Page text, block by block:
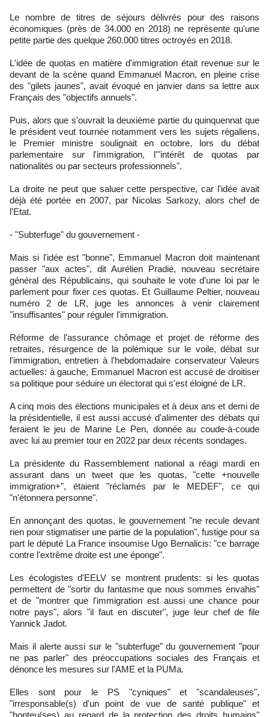
Le nombre de titres de séjours délivrés pour des raisons
économiques (près de 34.000 en 2018) ne représente qu'une
petite partie des quelque 260.000 titres octroyés en 2018.
L'idée de quotas en matière d'immigration était revenue sur le
devant de la scène quand Emmanuel Macron, en pleine crise
des "gilets jaunes", avait évoqué en janvier dans sa lettre aux
Français des "objectifs annuels".
Puis, alors que s'ouvrait la deuxième partie du quinquennat que
le président veut tournée notamment vers les sujets régaliens,
le Premier ministre soulignait en octobre, lors du débat
parlementaire sur l'immigration, l'"intérêt de quotas par
nationalités ou par secteurs professionnels".
La droite ne peut que saluer cette perspective, car l'idée avait
déjà été portée en 2007, par Nicolas Sarkozy, alors chef de
l'Etat.
- "Subterfuge" du gouvernement -
Mais si l'idée est "bonne", Emmanuel Macron doit maintenant
passer "aux actes", dit Aurélien Pradié, nouveau secrétaire
général des Républicains, qui souhaite le vote d'une loi par le
parlement pour fixer ces quotas. Et Guillaume Peltier, nouveau
numéro 2 de LR, juge les annonces à venir clairement
"insuffisantes" pour réguler l'immigration.
Réforme de l'assurance chômage et projet de réforme des
retraites, résurgence de la polémique sur le voile, débat sur
l'immigration, entretien à l'hebdomadaire conservateur Valeurs
actuelles: à gauche, Emmanuel Macron est accusé de droitiser
sa politique pour séduire un électorat qui s'est éloigné de LR.
A cinq mois des élections municipales et à deux ans et demi de
la présidentielle, il est aussi accusé d'alimenter des débats qui
feraient le jeu de Marine Le Pen, donnée au coude-à-coude
avec lui au premier tour en 2022 par deux récents sondages.
La présidente du Rassemblement national a réagi mardi en
assurant dans un tweet que les quotas, "cette +nouvelle
immigration+", étaient "réclamés par le MEDEF", ce qui
"n'étonnera personne".
En annonçant des quotas, le gouvernement "ne recule devant
rien pour stigmatiser une partie de la population", fustige pour sa
part le député La France insoumise Ugo Bernalicis: "ce barrage
contre l'extrême droite est une éponge".
Les écologistes d'EELV se montrent prudents: si les quotas
permettent de "sortir du fantasme que nous sommes envahis"
et de "montrer que l'immigration est aussi une chance pour
notre pays", alors "il faut en discuter", juge leur chef de file
Yannick Jadot.
Mais il alerte aussi sur le "subterfuge" du gouvernement "pour
ne pas parler" des préoccupations sociales des Français et
dénonce les mesures sur l'AME et la PUMa.
Elles sont pour le PS "cyniques" et "scandaleuses",
"irresponsable(s) d'un point de vue de santé publique" et
"honteu(ses) au regard de la protection des droits humains"